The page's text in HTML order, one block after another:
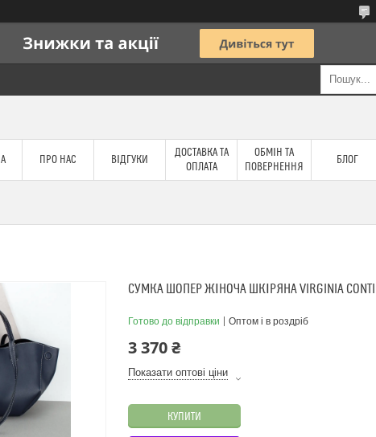
ПРО НАС ВІДГУКИ
ДОСТАВКА ТА
ОПЛАТА
ОБМІН ТА
ПОВЕРНЕННЯ
БЛОГ
СУМКА ШОПЕР ЖІНОЧА ШКІРЯНА VIRGINIA
Готово до відправки Оптом і в роздріб
3 370 ₴
Показати оптові ціни
КУПИТИ